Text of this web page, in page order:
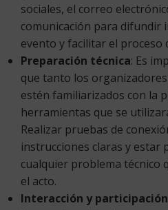
sociales, el correo
comunicación para difundir
evento y facilitar el proceso
Preparación técnica: Es
que tanto los
estén familiarizados con la
herramientas que se
Realizar pruebas de
instrucciones claras y
cualquier problema técnico
el acto.
Interacción y participación